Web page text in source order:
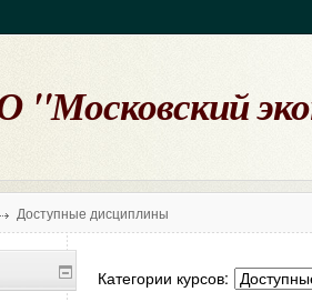
Доступные дисциплины
Категории курсов: